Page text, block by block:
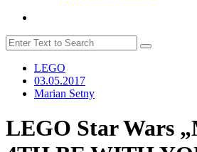
LEGO
03.05.2017
Marian Setny
LEGO Star Wars